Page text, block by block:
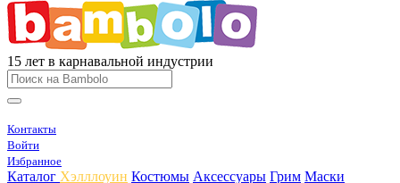
15 лет в карнавальной индустрии
Контакты
Войти
Избранное
Каталог Хэлллоуин Костюмы Аксессуары Грим Маски